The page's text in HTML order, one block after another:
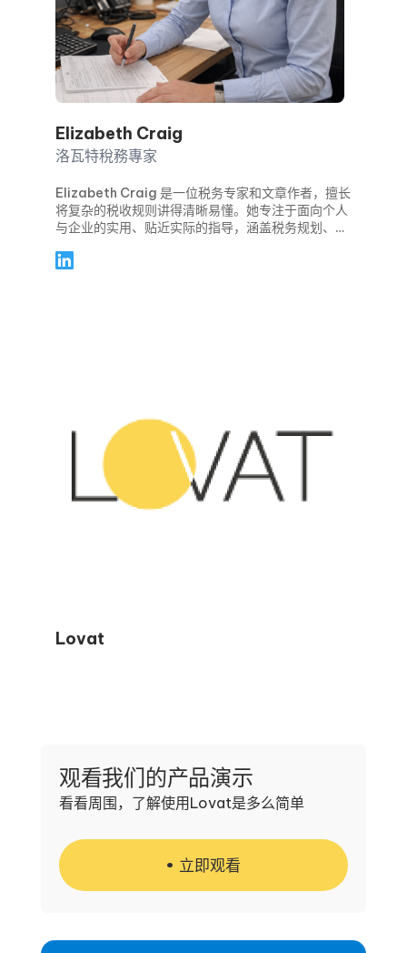
Elizabeth Craig
洛瓦特稅務專家
Elizabeth Craig 是一位税务专家和文章作者，擅长
将复杂的税收规则讲得清晰易懂。她专注于面向个人
与企业的实用、贴近实际的指导，涵盖税务规划、合
题。通过清晰的分步骤文章，Elizabeth 帮助读者避
Lovat
观看我们的产品演示
看看周围，了解使用Lovat是多么简单
立即观看